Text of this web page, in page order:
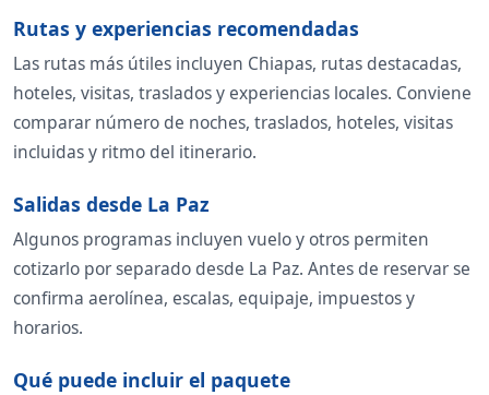
Rutas y experiencias recomendadas
Las rutas más útiles incluyen Chiapas, rutas destacadas,
hoteles, visitas, traslados y experiencias locales. Conviene
comparar número de noches, traslados, hoteles, visitas
incluidas y ritmo del itinerario.
Salidas desde La Paz
Algunos programas incluyen vuelo y otros permiten
cotizarlo por separado desde La Paz. Antes de reservar se
confirma aerolínea, escalas, equipaje, impuestos y
horarios.
Qué puede incluir el paquete